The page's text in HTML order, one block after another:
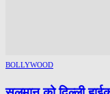
BOLLYWOOD